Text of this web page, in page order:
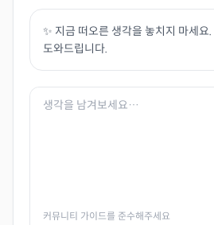
✨ 지금 떠오른 생각을 놓치지 마세요
도와드립니다.
커뮤니티 가이드를 준수해주세요